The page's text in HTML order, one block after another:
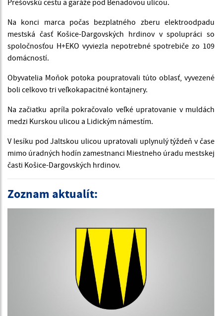
Na konci marca počas bezplatného zberu elektroodpadu
mestská časť Košice-Dargovských hrdinov v spolupráci so
spoločnosťou H+EKO vyviezla nepotrebné spotrebiče zo 109
domácností.
Obyvatelia Moňok potoka poupratovali túto oblasť, vyvezené
boli celkovo tri veľkokapacitné kontajnery.
Na začiatku apríla pokračovalo veľké upratovanie v muldách
medzi Kurskou ulicou a Lidickým námestím.
V lesíku pod Jaltskou ulicou upratovali uplynulý týždeň v čase
mimo úradných hodín zamestnanci Miestneho úradu mestskej
časti Košice-Dargovských hrdinov.
Zoznam aktualít: